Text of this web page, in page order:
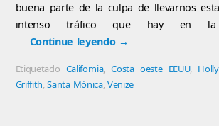
buena parte de la culpa de llevarnos
intenso tráfico que hay en la
Continue leyendo →
Etiquetado California,Costa oeste EEUU,
Griffith,Santa Mónica,Venize